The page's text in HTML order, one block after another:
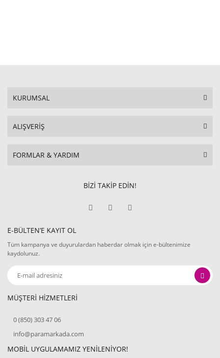
KURUMSAL
ALIŞVERİŞ
FORMLAR & YARDIM
BİZİ TAKİP EDİN!
E-BÜLTEN’E KAYIT OL
Tüm kampanya ve duyurulardan haberdar olmak için e-bültenimize
kaydolunuz.
MÜŞTERİ HİZMETLERİ
0 (850) 303 47 06
info@paramarkada.com
MOBİL UYGULAMAMIZ YENİLENİYOR!